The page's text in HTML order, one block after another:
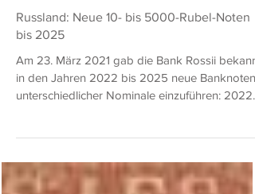
25. März 2021
1 Min. Lesezeit
Russland: Neue 10- bis 5000-Rubel-Noten
bis 2025
Am 23. März 2021 gab die Bank Rossii
in den Jahren 2022 bis 2025 neue Banknoten